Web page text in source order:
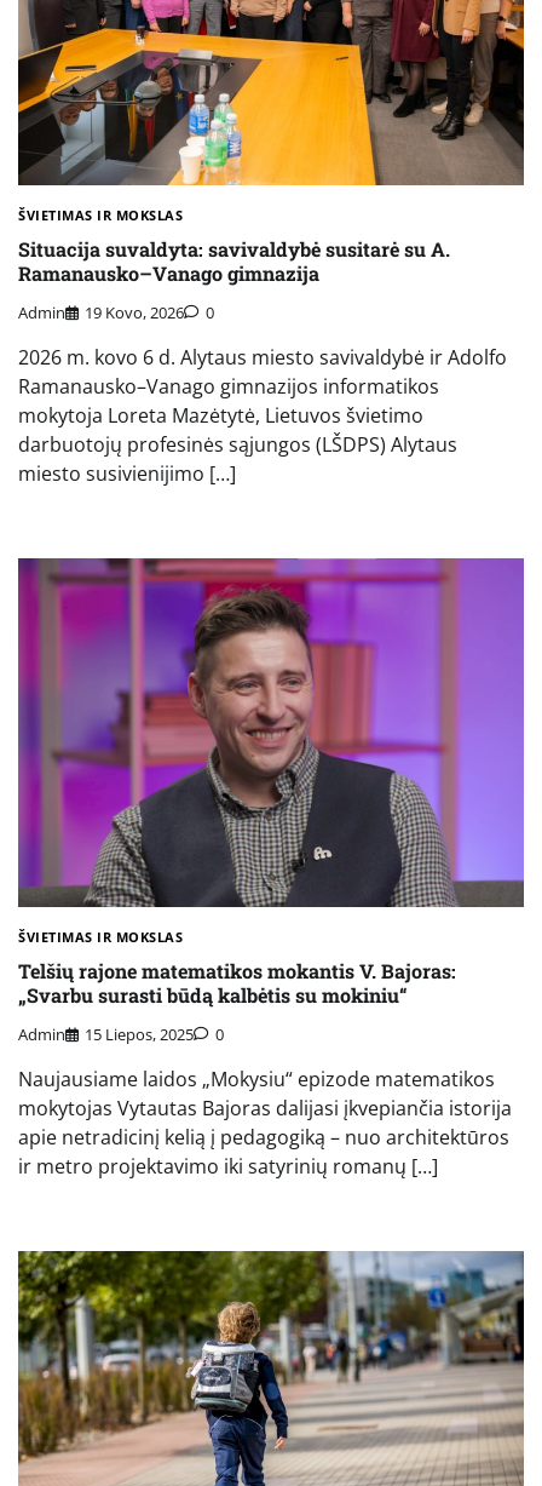
ŠVIETIMAS IR MOKSLAS
Situacija suvaldyta: savivaldybė susitarė su A.
Ramanausko–Vanago gimnazija
Admin 19 Kovo, 2026 0
2026 m. kovo 6 d. Alytaus miesto savivaldybė ir Adolfo
Ramanausko–Vanago gimnazijos informatikos
mokytoja Loreta Mazėtytė, Lietuvos švietimo
darbuotojų profesinės sąjungos (LŠDPS) Alytaus
miesto susivienijimo […]
ŠVIETIMAS IR MOKSLAS
Telšių rajone matematikos mokantis V. Bajoras:
„Svarbu surasti būdą kalbėtis su mokiniu“
Admin 15 Liepos, 2025 0
Naujausiame laidos „Mokysiu“ epizode matematikos
mokytojas Vytautas Bajoras dalijasi įkvepiančia istorija
apie netradicinį kelią į pedagogiką – nuo architektūros
ir metro projektavimo iki satyrinių romanų […]